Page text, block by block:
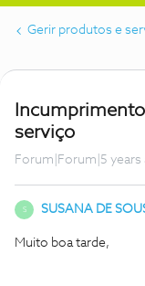
Gerir produtos e
serviço
Forum|Forum|5 years
S SUSANA DE
Muito boa tarde,